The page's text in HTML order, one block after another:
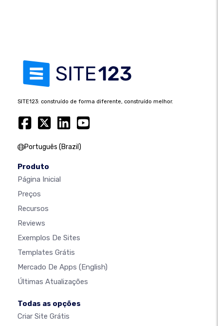
SITE123: construído de forma diferente, construído melhor.
Português (Brazil)
Produto
Página Inicial
Preços
Recursos
Reviews
Exemplos De Sites
Templates Grátis
Mercado De Apps (English)
Últimas Atualizações
Todas as opções
Criar Site Grátis